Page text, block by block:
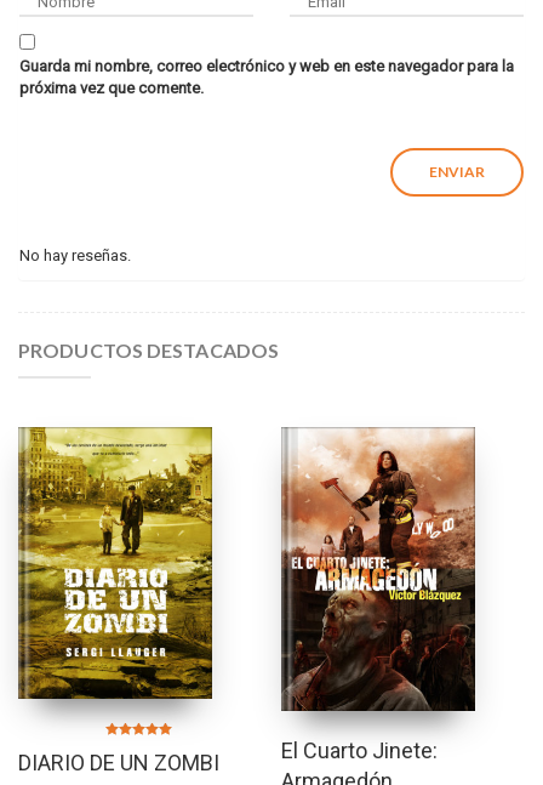
Guarda mi nombre, correo electrónico y web en este navegador para la
próxima vez que comente.
No hay reseñas.
PRODUCTOS DESTACADOS
5.00
de 5
DIARIO DE UN ZOMBI
El Cuarto Jinete: